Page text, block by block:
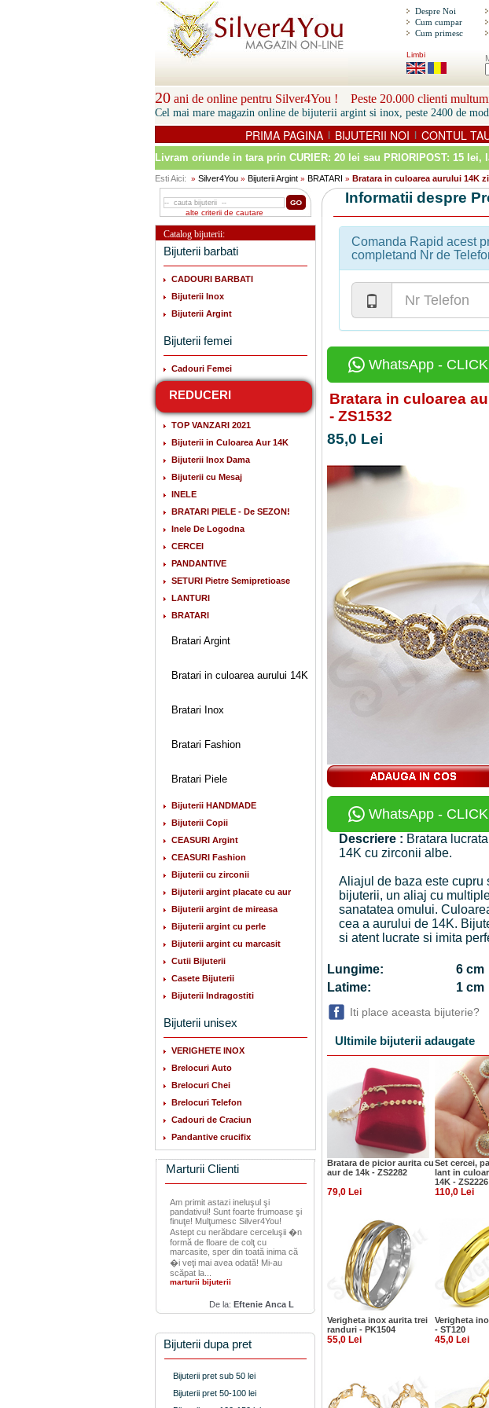
Despre Noi
Cum cumpar
Cum primesc
Limbi
20 ani de online pentru Silver4You ! Peste 20.000 clienti
Cel mai mare magazin online de bijuterii argint si inox, peste 2400 de
PRIMA PAGINA | BIJUTERII NOI | CONTUL
Livram oriunde in tara prin CURIER: 20 lei sau PRIORIPOST: 15 lei,
Esti Aici: » Silver4You » Bijuterii Argint » BRATARI » Bratara in culoarea aurului 14K
alte criterii de cautare
Catalog bijuterii:
Bijuterii barbati
CADOURI BARBATI
Bijuterii Inox
Bijuterii Argint
Bijuterii femei
Cadouri Femei
REDUCERI
TOP VANZARI 2021
Bijuterii in Culoarea Aur 14K
Bijuterii Inox Dama
Bijuterii cu Mesaj
INELE
BRATARI PIELE - De SEZON!
Inele De Logodna
CERCEI
PANDANTIVE
SETURI Pietre Semipretioase
LANTURI
BRATARI
Bratari Argint
Bratari in culoarea aurului 14K
Bratari Inox
Bratari Fashion
Bratari Piele
Bijuterii HANDMADE
Bijuterii Copii
CEASURI Argint
CEASURI Fashion
Bijuterii cu zirconii
Bijuterii argint placate cu aur
Bijuterii argint de mireasa
Bijuterii argint cu perle
Bijuterii argint cu marcasit
Cutii Bijuterii
Casete Bijuterii
Bijuterii Indragostiti
Bijuterii unisex
VERIGHETE INOX
Brelocuri Auto
Brelocuri Chei
Brelocuri Telefon
Cadouri de Craciun
Pandantive crucifix
Marturii Clienti
Am primit astazi ineluşul şi
pandativul! Sunt foarte frumoase şi
finuţe! Mulţumesc Silver4You!
Astept cu nerăbdare cerceluşii �n
formă de floare de colţ cu
marcasite, sper din toată inima că
�i veţi mai avea odată! Mi-au
scăpat la...
marturii bijuterii
De la: Eftenie Anca L
Bijuterii dupa pret
Bijuterii pret sub 50 lei
Bijuterii pret 50-100 lei
Informatii despre
Comanda Rapid acest
completand Nr de
WhatsApp -
Bratara in culoarea
- ZS1532
85,0 Lei
WhatsApp -
Descriere : Bratara
14K cu zirconii albe.
Aliajul de baza este cupru
bijuterii, un aliaj cu
sanatatea omului.
cea a aurului de 14K.
si atent lucrate si imita
Lungime:
6 cm
Latime:
1 cm
Iti place aceasta bijuterie?
Ultimile bijuterii adaugate
Bratara de picior aurita cu
aur de 14k - ZS2282
Set cercei,
lant in
14K - ZS2226
79,0 Lei 110,0 Lei
Verigheta inox aurita trei
randuri - PK1504
Verigheta
- ST120
55,0 Lei 45,0 Lei